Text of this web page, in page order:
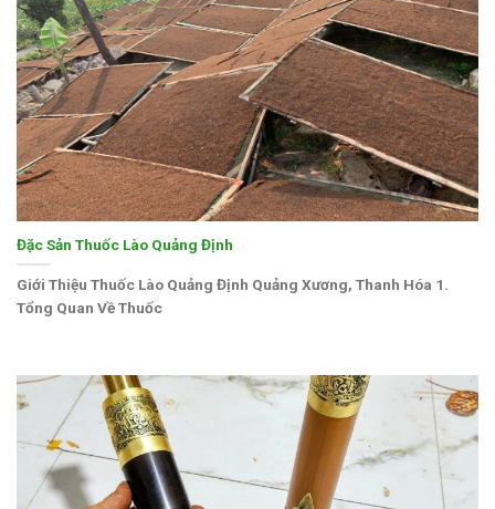
Đặc Sản Thuốc Lào Quảng Định
Giới Thiệu Thuốc Lào Quảng Định Quảng Xương, Thanh Hóa 1.
Tổng Quan Về Thuốc